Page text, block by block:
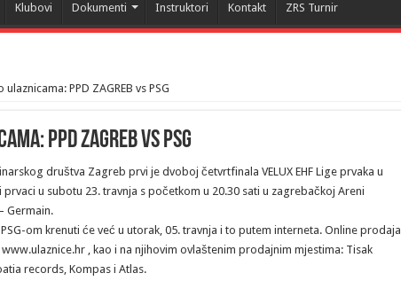
Klubovi Dokumenti Instruktori Kontakt ZRS Turnir
ulaznicama: PPD ZAGREB vs PSG
PPD ZAGREB vs PSG
društva Zagreb prvi je dvoboj četvrtfinala VELUX EHF Lige prvaka u
u subotu 23. travnja s početkom u 20.30 sati u zagrebačkoj Areni
Germain.
om krenuti će već u utorak, 05. travnja i to putem interneta. Online prodaja
, kao i na njihovim ovlaštenim prodajnim mjestima: Tisak
records, Kompas i Atlas.